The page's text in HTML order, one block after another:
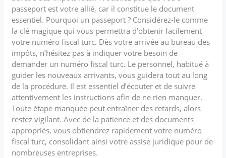
passeport est votre allié, car il constitue le document
essentiel. Pourquoi un passeport ? Considérez-le comme
la clé magique qui vous permettra d’obtenir facilement
votre numéro fiscal turc. Dès votre arrivée au bureau des
impôts, n’hésitez pas à indiquer votre besoin de
demander un numéro fiscal turc. Le personnel, habitué à
guider les nouveaux arrivants, vous guidera tout au long
de la procédure. Il est essentiel d’écouter et de suivre
attentivement les instructions afin de ne rien manquer.
Toute étape manquée peut entraîner des retards, alors
restez vigilant. Avec de la patience et des documents
appropriés, vous obtiendrez rapidement votre numéro
fiscal turc, consolidant ainsi votre assise juridique pour de
nombreuses entreprises.